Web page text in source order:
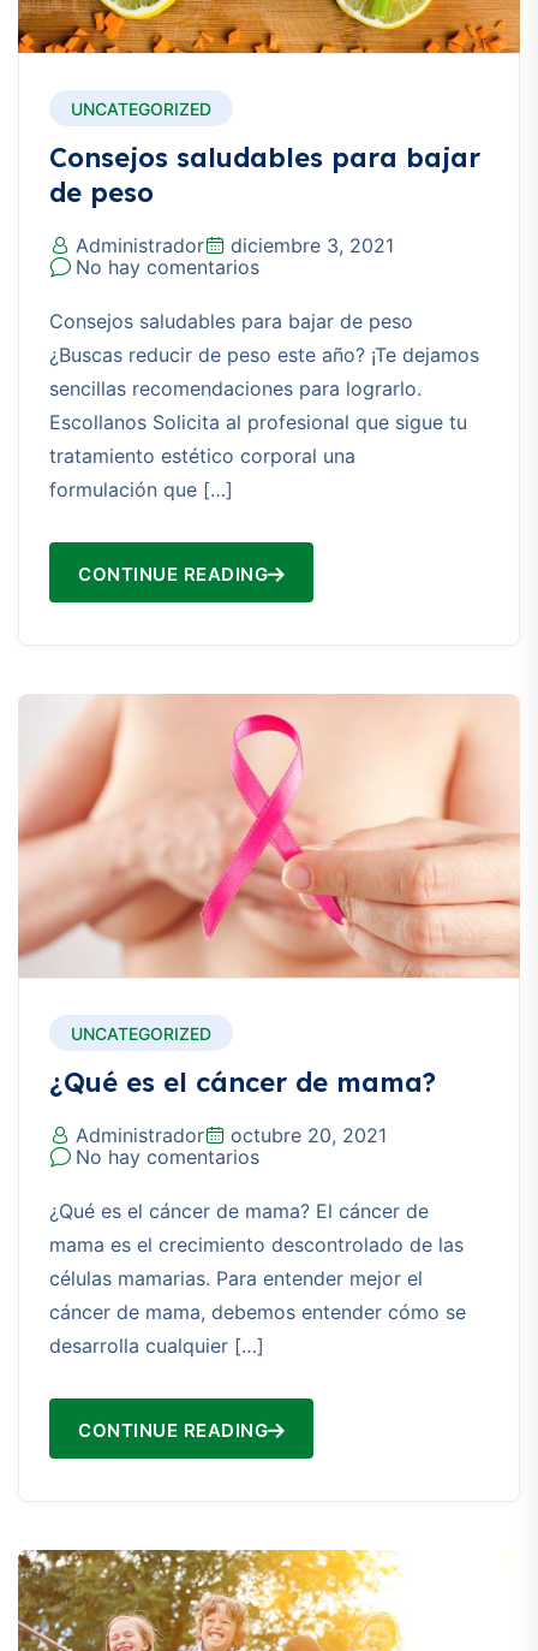
UNCATEGORIZED
Consejos saludables para bajar
de peso
Administrador
diciembre 3, 2021
No hay comentarios
Consejos saludables para bajar de peso
¿Buscas reducir de peso este año? ¡Te dejamos
sencillas recomendaciones para lograrlo.
Escollanos Solicita al profesional que sigue tu
tratamiento estético corporal una
formulación que […]
CONTINUE READING
UNCATEGORIZED
¿Qué es el cáncer de mama?
Administrador
octubre 20, 2021
No hay comentarios
¿Qué es el cáncer de mama? El cáncer de
mama es el crecimiento descontrolado de las
células mamarias. Para entender mejor el
cáncer de mama, debemos entender cómo se
desarrolla cualquier […]
CONTINUE READING